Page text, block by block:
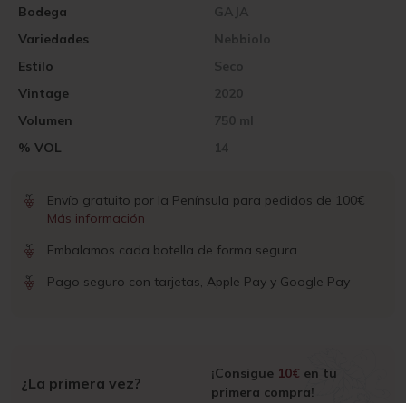
Vintage 2020
Volumen 750 ml
Bodega GAJA
% VOL 14
Variedades Nebbiolo
Estilo Seco
Envío gratuito por la Península para pedidos de 100€
Más información
Embalamos cada botella de forma segura
Pago seguro con tarjetas, Apple Pay y Google Pay
¿La primera vez?
¡Consigue 10€ en tu
primera compra!